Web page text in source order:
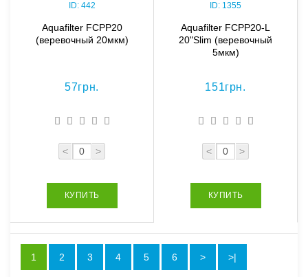
ID: 442
Aquafilter FCPP20
(веревочный 20мкм)
57грн.
< >
КУПИТЬ
ID: 1355
Aquafilter FCPP20-L
20"Slim (веревочный
5мкм)
151грн.
< >
КУПИТЬ
1 2 3 4 5 6 > >|